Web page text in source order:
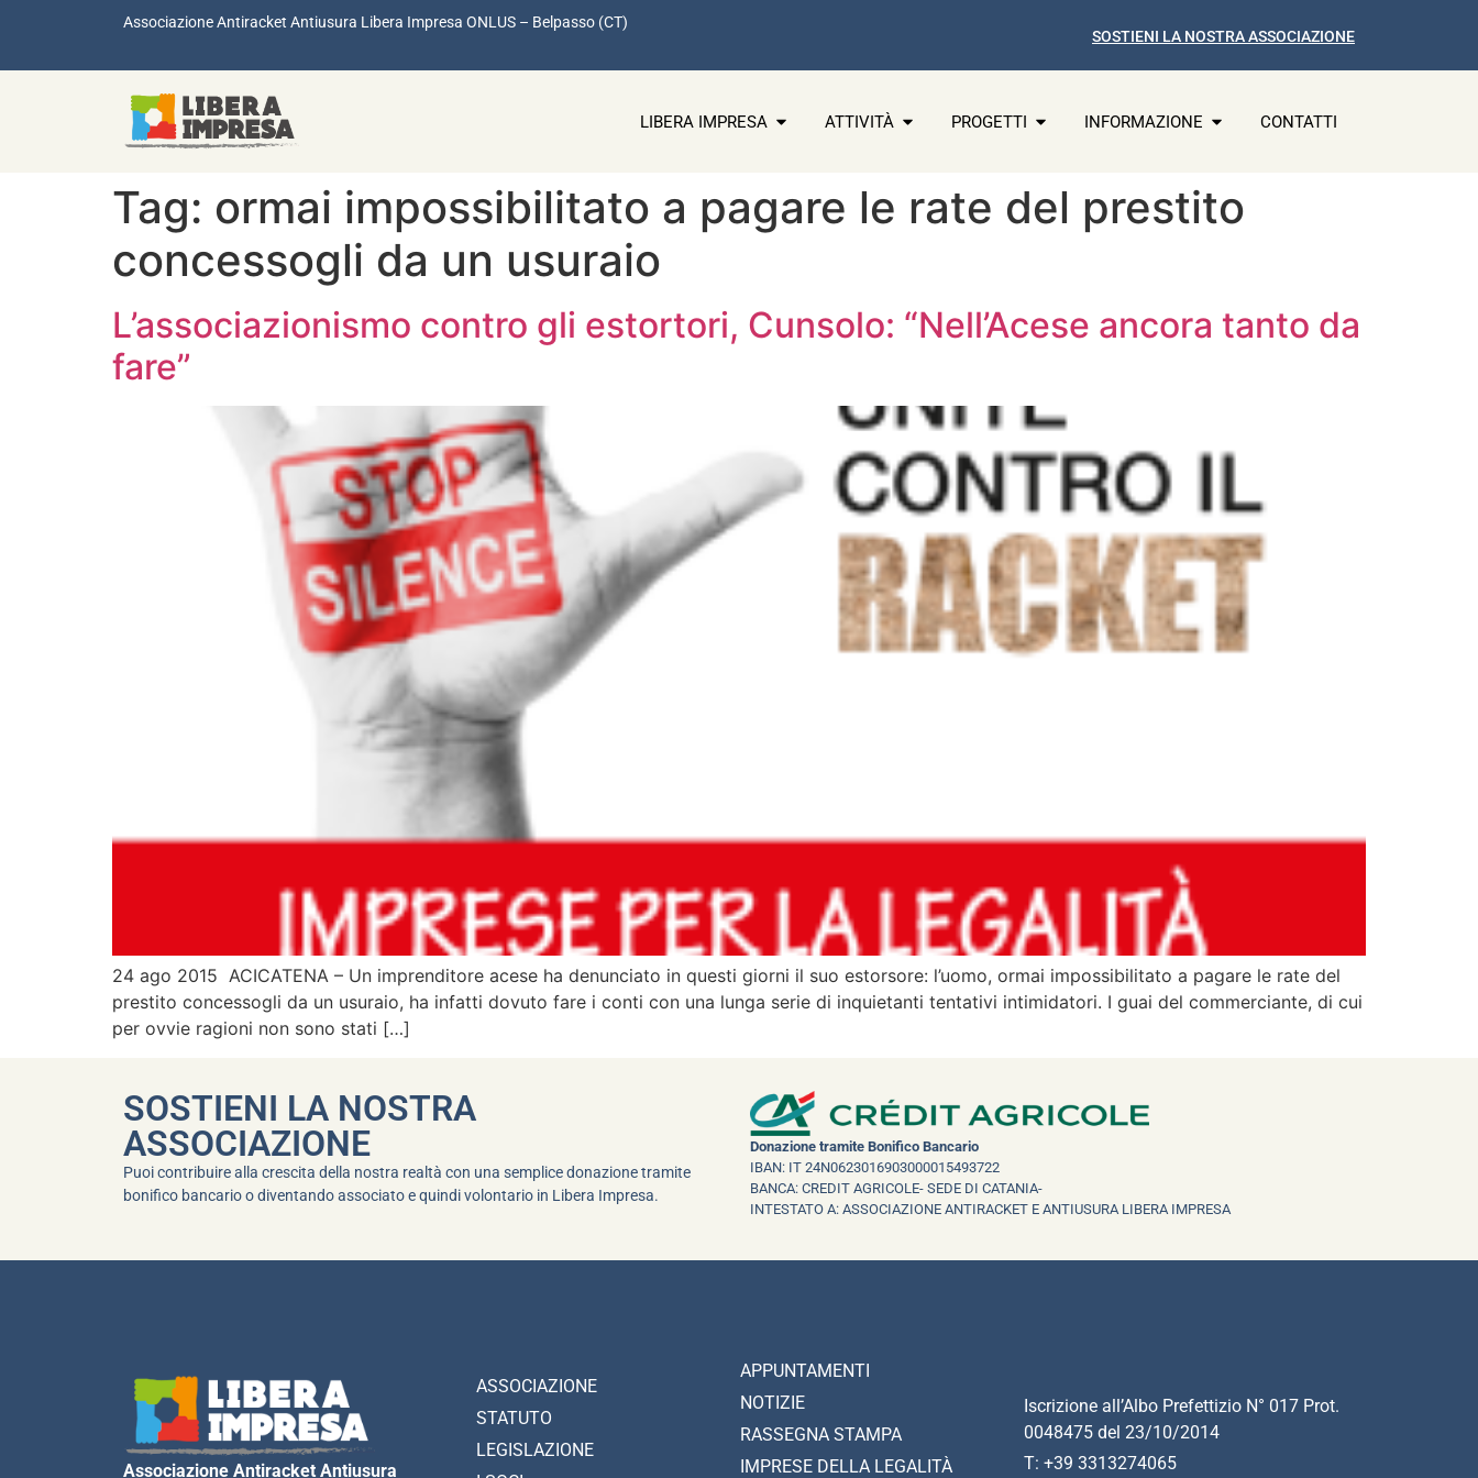
Associazione Antiracket Antiusura Libera Impresa ONLUS – Belpasso (CT)
SOSTIENI LA NOSTRA ASSOCIAZIONE
LIBERA IMPRESA ATTIVITÀ PROGETTI INFORMAZIONE CONTATTI
Tag: ormai impossibilitato a pagare le rate del prestito
concessogli da un usuraio
L’associazionismo contro gli estortori, Cunsolo: “Nell’Acese ancora tanto da
fare”
24 ago 2015 ACICATENA – Un imprenditore acese ha denunciato in questi giorni il suo estorsore: l’uomo, ormai impossibilitato a pagare le rate del
prestito concessogli da un usuraio, ha infatti dovuto fare i conti con una lunga serie di inquietanti tentativi intimidatori. I guai del commerciante, di cui
per ovvie ragioni non sono stati […]
SOSTIENI LA NOSTRA
ASSOCIAZIONE
Puoi contribuire alla crescita della nostra realtà con una semplice donazione tramite
bonifico bancario o diventando associato e quindi volontario in Libera Impresa.
Donazione tramite Bonifico Bancario
IBAN: IT 24N0623016903000015493722
BANCA: CREDIT AGRICOLE- SEDE DI CATANIA-
INTESTATO A: ASSOCIAZIONE ANTIRACKET E ANTIUSURA LIBERA IMPRESA
Associazione Antiracket Antiusura
ASSOCIAZIONE
STATUTO
LEGISLAZIONE
APPUNTAMENTI
NOTIZIE
RASSEGNA STAMPA
IMPRESE DELLA LEGALITÀ
Iscrizione all’Albo Prefettizio N° 017 Prot.
0048475 del 23/10/2014
T: +39 3313274065